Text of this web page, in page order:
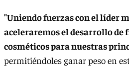
"Uniendo fuerzas con el líder
aceleraremos el desarrollo de
cosméticos para nuestras
permitiéndoles ganar peso en